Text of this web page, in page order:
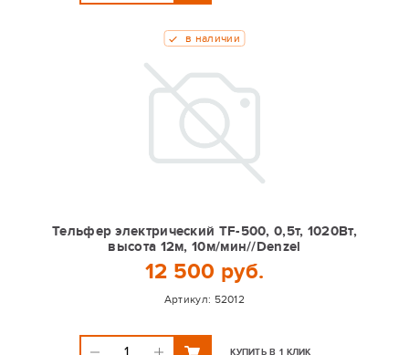
Тельфер электрический TF-500, 0,5т, 1020Вт,
высота 12м, 10м/мин//Denzel
12 500 руб.
Артикул: 52012
в наличии
КУПИТЬ В 1 КЛИК